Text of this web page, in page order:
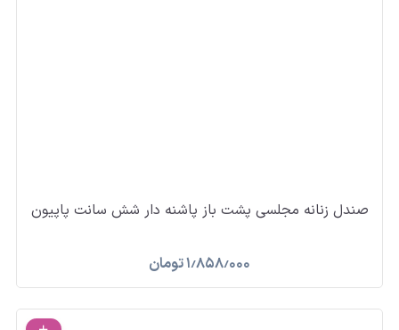
صندل زنانه مجلسی پشت باز پاشنه دار شش سانت پاپیون
۱٫۸۵۸٫۰۰۰تومان